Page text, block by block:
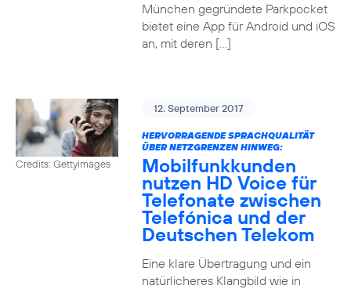
München gegründete Parkpocket
bietet eine App für Android und iOS
an, mit deren […]
Credits: Gettyimages
12. September 2017
HERVORRAGENDE SPRACHQUALITÄT
ÜBER NETZGRENZEN HINWEG:
Mobilfunkkunden
nutzen HD Voice für
Telefonate zwischen
Telefónica und der
Deutschen Telekom
Eine klare Übertragung und ein
natürlicheres Klangbild wie in